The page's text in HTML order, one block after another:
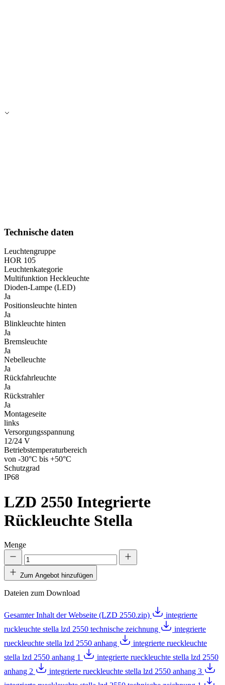
Technische daten
Leuchtengruppe
HOR 105
Leuchtenkategorie
Multifunktion Heckleuchte
Dioden-Lampe (LED)
Ja
Positionsleuchte hinten
Ja
Blinkleuchte hinten
Ja
Bremsleuchte
Ja
Nebelleuchte
Ja
Rückfahrleuchte
Ja
Rückstrahler
Ja
Montageseite
links
Versorgungsspannung
12/24 V
Betriebstemperaturbereich
von -30°C bis +50°C
Schutzgrad
IP68
LZD 2550 Integrierte
Rückleuchte Stella
Menge
Zum Angebot hinzufügen
Dateien zum Download
Gesamter Inhalt der Webseite (LZD 2550.zip)
integrierte
ruckleuchte stella lzd 2550 technische zeichnung
integrierte
rueckleuchte stella lzd 2550 anhang
integrierte rueckleuchte
stella lzd 2550 anhang 1
integrierte rueckleuchte stella lzd 2550
anhang 2
integrierte rueckleuchte stella lzd 2550 anhang 3